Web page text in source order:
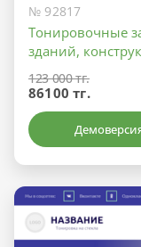
№ 92817
Тонировочные
зданий,
123 000 тг.
86100 тг.